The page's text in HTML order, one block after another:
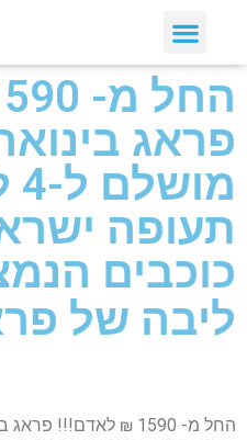
פראג
כוכבים
ליבה של